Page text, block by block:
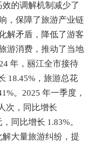
的调解机制减少了
，保障了旅游产业链
解矛盾，降低了游客
游消费，推动了当地
年，丽江全市接待
18.45%，旅游总花
。2025 年一季度，
次，同比增长
同比增长 1.83%。
大量旅游纠纷，提